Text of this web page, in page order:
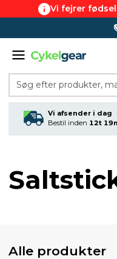
Vi fejrer
Søg efter produkter,
Vi afsender i dag
Bestil inden 12t
Alle produkter